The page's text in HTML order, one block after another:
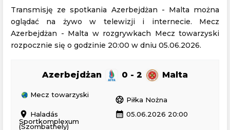
Transmisję ze spotkania Azerbejdżan - Malta można
oglądać na żywo w telewizji i internecie. Mecz
Azerbejdżan - Malta w rozgrywkach Mecz towarzyski
rozpocznie się o godzinie 20:00 w dniu 05.06.2026.
Azerbejdżan 0 - 2 Malta
Mecz towarzyski
sports_soccer Piłka Nożna
location_on Haladás
Sportkomplexum
(Szombathely)
calendar_month 05.06.2026 20:00